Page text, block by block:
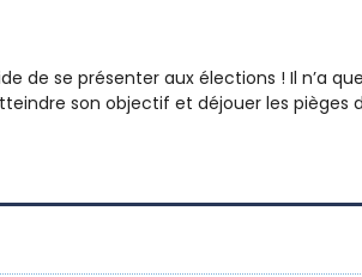
se présenter aux élections ! Il n’a
son objectif et déjouer les pièges